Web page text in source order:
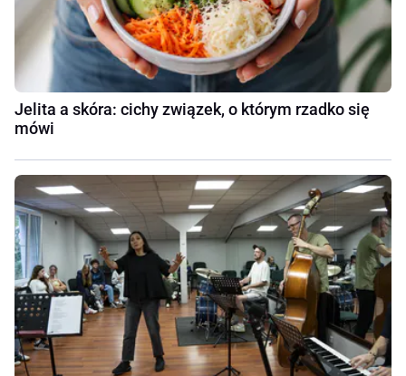
Jelita a skóra: cichy związek, o którym rzadko się
mówi